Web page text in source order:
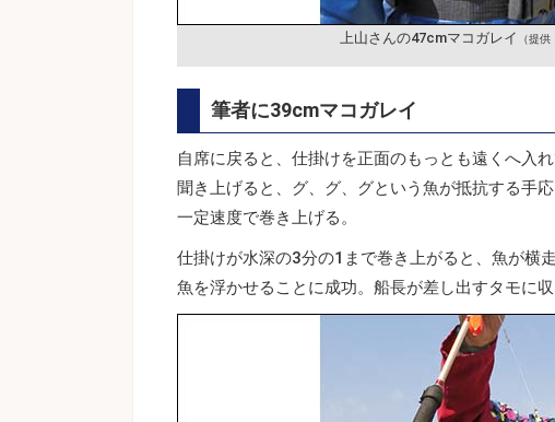
上山さんの47cmマコガレイ （提
筆者に39cmマコガレイ
自席に戻ると、仕掛けを正面のもっとも遠くへ入
聞き上げると、グ、グ、グという魚が抵抗する手
一定速度で巻き上げる。
仕掛けが水深の3分の1まで巻き上がると、魚が横
魚を浮かせることに成功。船長が差し出すタモに